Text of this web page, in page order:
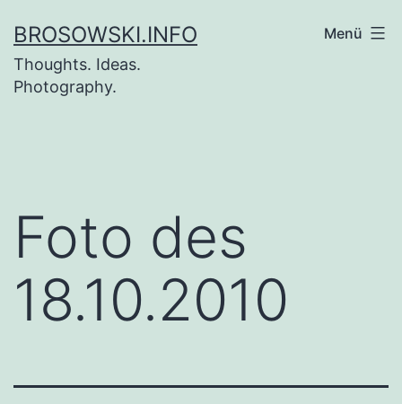
Inhalt
springen
BROSOWSKI.INFO
Thoughts. Ideas.
Photography.
Menü
Foto des
18.10.2010